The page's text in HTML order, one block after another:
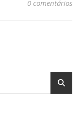
0 comentários